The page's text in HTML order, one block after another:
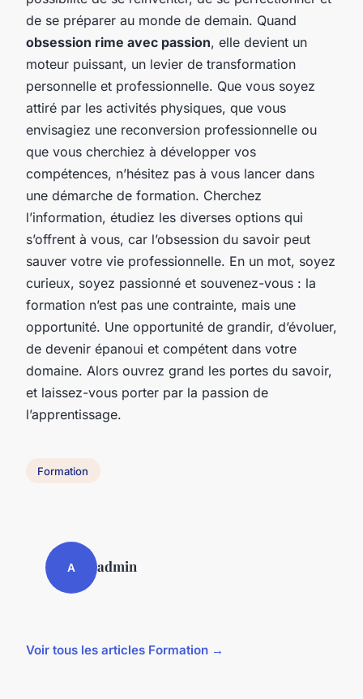
de se préparer au monde de demain. Quand
obsession rime avec passion, elle devient un
moteur puissant, un levier de transformation
personnelle et professionnelle. Que vous soyez
attiré par les activités physiques, que vous
envisagiez une reconversion professionnelle ou
que vous cherchiez à développer vos
compétences, n’hésitez pas à vous lancer dans
une démarche de formation. Cherchez
l’information, étudiez les diverses options qui
s’offrent à vous, car l’obsession du savoir peut
sauver votre vie professionnelle. En un mot, soyez
curieux, soyez passionné et souvenez-vous : la
formation n’est pas une contrainte, mais une
opportunité. Une opportunité de grandir, d’évoluer,
de devenir épanoui et compétent dans votre
domaine. Alors ouvrez grand les portes du savoir,
et laissez-vous porter par la passion de
l’apprentissage.
Formation
A admin
Voir tous les articles Formation →